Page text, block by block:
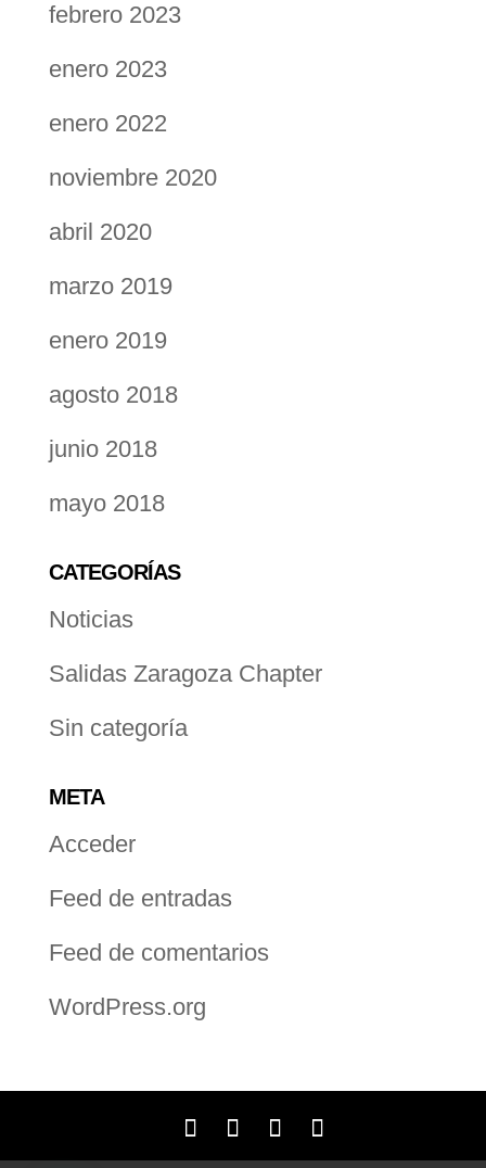
febrero 2023
enero 2023
enero 2022
noviembre 2020
abril 2020
marzo 2019
enero 2019
agosto 2018
junio 2018
mayo 2018
CATEGORÍAS
Noticias
Salidas Zaragoza Chapter
Sin categoría
META
Acceder
Feed de entradas
Feed de comentarios
WordPress.org